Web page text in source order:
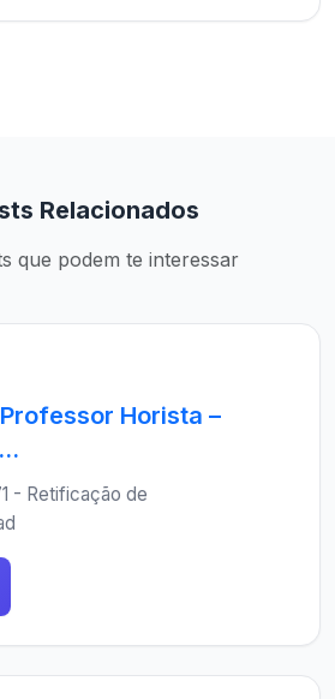
Relacionados
que podem te interessar
Horista –
- Retificação de